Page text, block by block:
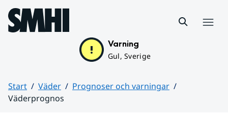
Hoppa till sidans innehåll
Varning
Gul, Sverige
Start Väder
Prognoser och varningar
Väderprognos